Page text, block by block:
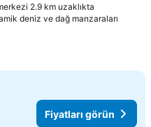
2.9 km uzaklıkta
deniz ve dağ manzaraları
Fiyatları görün